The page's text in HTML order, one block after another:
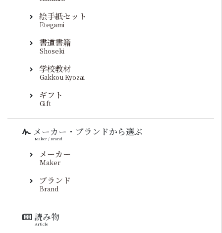
絵手紙セット
Etegami
書道書籍
Shoseki
学校教材
Gakkou Kyozai
ギフト
Gift
メーカー・ブランドから選ぶ
Maker / Brand
メーカー
Maker
ブランド
Brand
読み物
Article